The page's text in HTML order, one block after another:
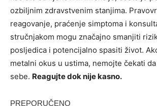
ozbiljnim zdravstvenim stanjima.
reagovanje, praćenje simptoma i
stručnjakom mogu značajno smanjiti
posljedica i potencijalno spasiti život.
metalni okus u ustima, nemojte čekati
sebe. Reagujte dok nije kasno.